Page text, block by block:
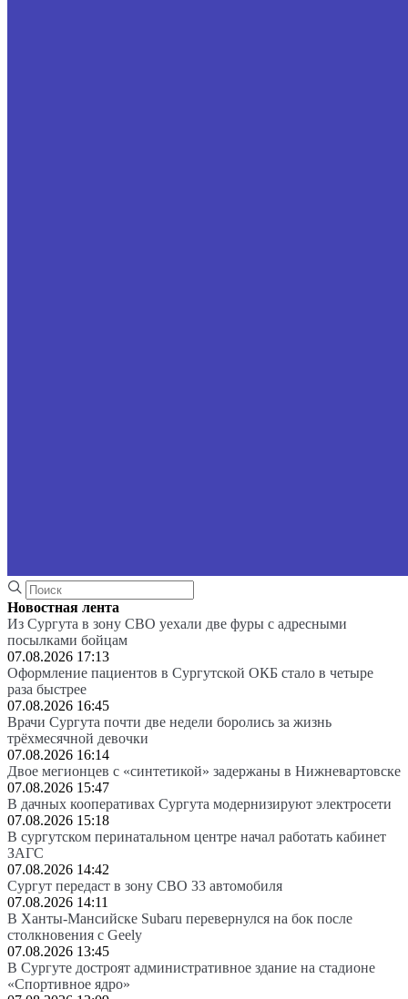
Новостная лента
Из Сургута в зону СВО уехали две фуры с адресными
посылками бойцам
07.08.2026 17:13
Оформление пациентов в Сургутской ОКБ стало в четыре
раза быстрее
07.08.2026 16:45
Врачи Сургута почти две недели боролись за жизнь
трёхмесячной девочки
07.08.2026 16:14
Двое мегионцев с «синтетикой» задержаны в Нижневартовске
07.08.2026 15:47
В дачных кооперативах Сургута модернизируют электросети
07.08.2026 15:18
В сургутском перинатальном центре начал работать кабинет
ЗАГС
07.08.2026 14:42
Сургут передаст в зону СВО 33 автомобиля
07.08.2026 14:11
В Ханты-Мансийске Subaru перевернулся на бок после
столкновения с Geely
07.08.2026 13:45
В Сургуте достроят административное здание на стадионе
«Спортивное ядро»